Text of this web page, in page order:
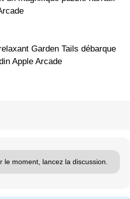
Garden Tails débarque
Apple Arcade
le moment, lancez la discussion.